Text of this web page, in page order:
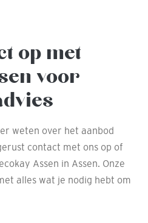
op met
voor
weten over het aanbod
contact met ons op of
Assen in Assen. Onze
alles wat je nodig hebt om